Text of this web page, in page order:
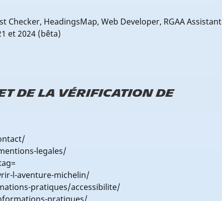
Checker, HeadingsMap, Web Developer, RGAA Assistant
et 2024 (bêta)
de la vérification de
legales/
l-aventure-michelin/
pratiques/accessibilite/